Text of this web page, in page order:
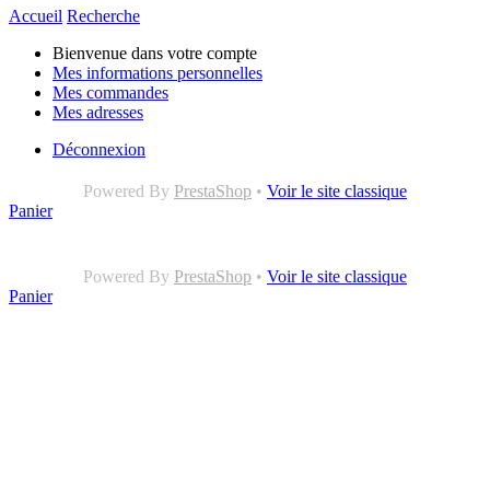
Accueil Recherche
Bienvenue dans votre compte
Mes informations personnelles
Mes commandes
Mes adresses
Déconnexion
Powered By PrestaShop • Voir le site classique
Panier
Powered By PrestaShop • Voir le site classique
Panier